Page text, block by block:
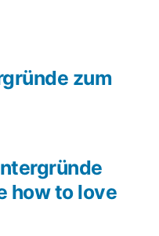
how to love
zum